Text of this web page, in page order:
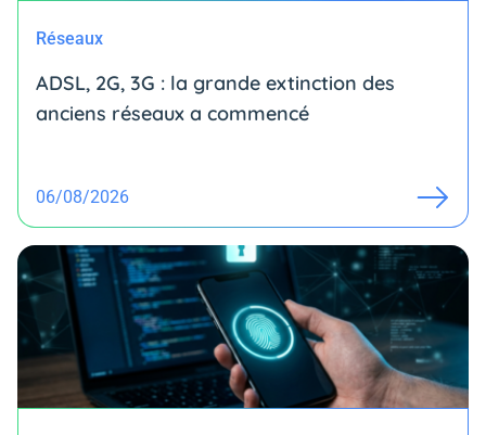
Réseaux
ADSL, 2G, 3G : la grande extinction des
anciens réseaux a commencé
06/08/2026